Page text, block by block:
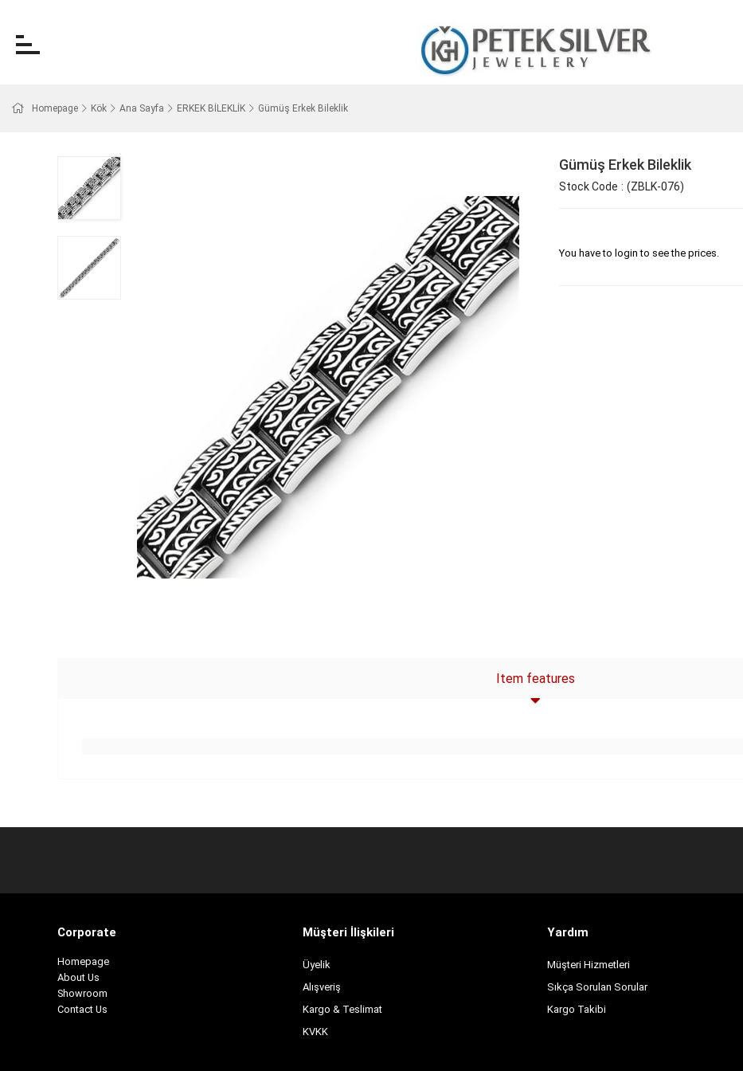
Homepage Kök Ana Sayfa ERKEK BİLEKLİK Gümüş Erkek Bileklik
Gümüş Erkek Bileklik
Stock Code (ZBLK-076)
You have to login to see the prices.
Item features
Corporate
Homepage
About Us
Showroom
Contact Us
Müşteri İlişkileri
Üyelik
Alışveriş
Kargo & Teslimat
KVKK
Yardım
Müşteri Hizmetleri
Sıkça Sorulan Sorular
Kargo Takibi